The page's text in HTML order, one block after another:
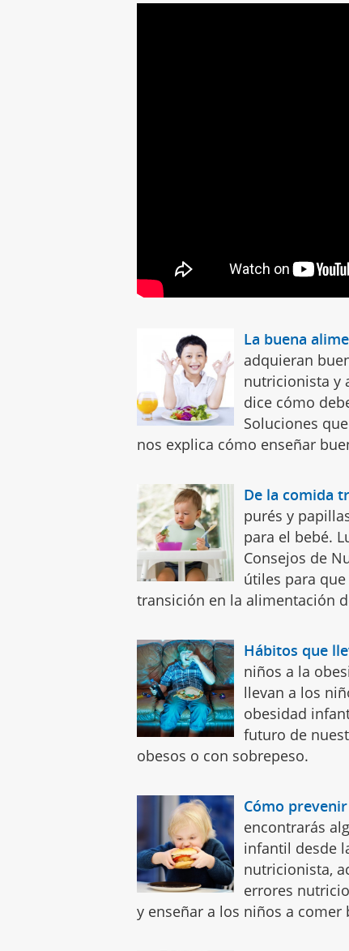
La buena
adquieran
nutricionista y
dice cómo
Soluciones
nos explica cómo enseñar
De la comida
purés y
para el bebé.
Consejos de
útiles para
transición en la alimentación
Hábitos que
niños a la
llevan a los
obesidad
futuro de
obesos o con sobrepeso.
Cómo
encontrarás
infantil desde
nutricionista,
errores
y enseñar a los niños a comer